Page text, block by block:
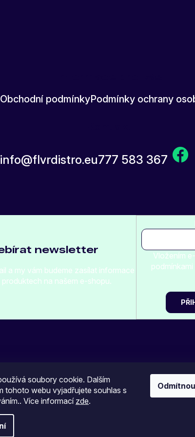
soubory cookie. Dalším
tohoto webu vyjadřujete souhlas s
Více informací zde.
Obchodní podmínkyPodmínky ochrany
info@flvrdistro.eu777 583 367
newsletter
a my vám budeme zasílat informace
na našem e-shopu.
Vložením
Náš facebook Náš instagram
cookies